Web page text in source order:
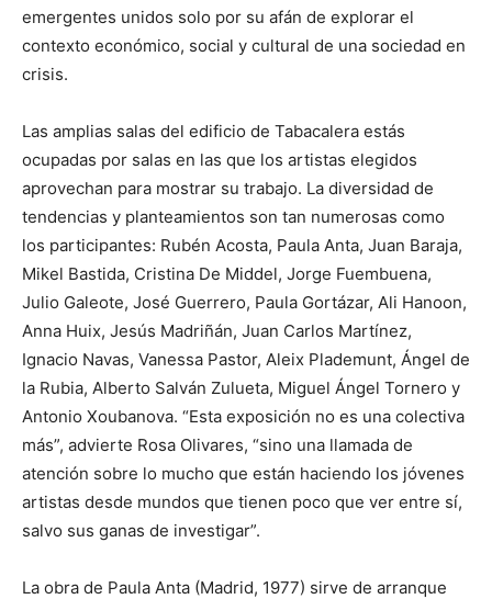
emergentes unidos solo por su afán de explorar el
contexto económico, social y cultural de una sociedad en
crisis.
Las amplias salas del edificio de Tabacalera estás
ocupadas por salas en las que los artistas elegidos
aprovechan para mostrar su trabajo. La diversidad de
tendencias y planteamientos son tan numerosas como
los participantes: Rubén Acosta, Paula Anta, Juan Baraja,
Mikel Bastida, Cristina De Middel, Jorge Fuembuena,
Julio Galeote, José Guerrero, Paula Gortázar, Ali Hanoon,
Anna Huix, Jesús Madriñán, Juan Carlos Martínez,
Ignacio Navas, Vanessa Pastor, Aleix Plademunt, Ángel de
la Rubia, Alberto Salván Zulueta, Miguel Ángel Tornero y
Antonio Xoubanova. “Esta exposición no es una colectiva
más”, advierte Rosa Olivares, “sino una llamada de
atención sobre lo mucho que están haciendo los jóvenes
artistas desde mundos que tienen poco que ver entre sí,
salvo sus ganas de investigar”.
La obra de Paula Anta (Madrid, 1977) sirve de arranque